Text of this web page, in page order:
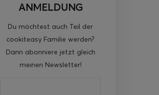
ANMELDUNG
Du möchtest auch Teil der
cookiteasy Familie werden?
Dann abonniere jetzt gleich
meinen Newsletter!